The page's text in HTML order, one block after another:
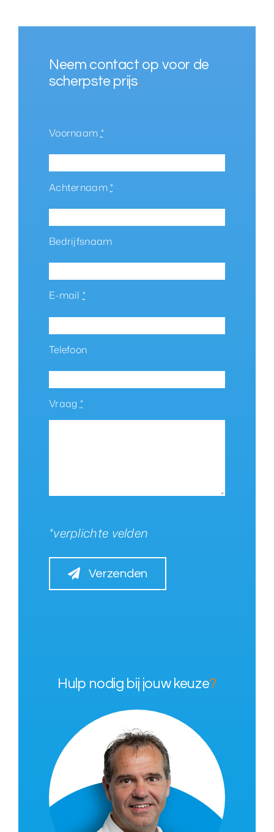
Neem contact op voor de
scherpste prijs.
Voornaam *
Achternaam*
Bedrijfsnaam
E-mail*
Telefoon
Vraag *
*verplichte velden
Verzenden
Hulp nodig bij jouw keuze?